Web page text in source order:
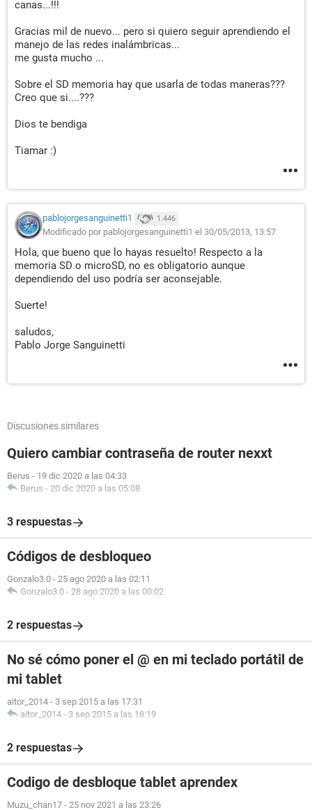
canas...!!!
Gracias mil de nuevo... pero si quiero seguir aprendiendo el
manejo de las redes inalámbricas...
me gusta mucho ...
Sobre el SD memoria hay que usarla de todas maneras???
Creo que si....???
Dios te bendiga
Tiamar :)
pablojorgesanguinetti1 1.446
Modificado por pablojorgesanguinetti1 el 30/05/2013, 13:57
Hola, que bueno que lo hayas resuelto! Respecto a la
memoria SD o microSD, no es obligatorio aunque
dependiendo del uso podría ser aconsejable.
Suerte!
saludos,
Pablo Jorge Sanguinetti
Discusiones similares
Quiero cambiar contraseña de router nexxt
Berus - 19 dic 2020 a las 04:33
Berus - 20 dic 2020 a las 05:08
3 respuestas
Códigos de desbloqueo
Gonzalo3.0 - 25 ago 2020 a las 02:11
Gonzalo3.0 - 28 ago 2020 a las 00:02
2 respuestas
No sé cómo poner el @ en mi teclado portátil de
mi tablet
aitor_2014 - 3 sep 2015 a las 17:31
aitor_2014 - 3 sep 2015 a las 18:19
2 respuestas
Codigo de desbloque tablet aprendex
Muzu_chan17 - 25 nov 2021 a las 23:26